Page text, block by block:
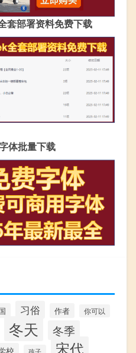
套部署资料免费下载
体批量下载
习俗 作者 你可以
冬天 冬季
校 宋代